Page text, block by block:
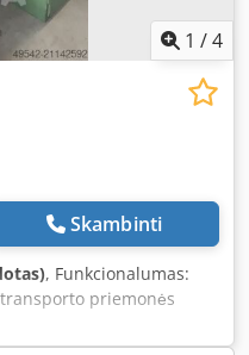
1 /4
Skambinti
, Funkcionalumas:
priemonės
įrankių frezavimo ir
Nr.: 9585 Pagaminimo